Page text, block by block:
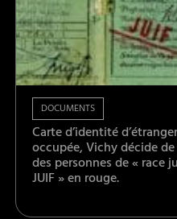
DOCUMENTS
Carte d’identité
occupée, Vichy décide
des personnes de « race
JUIF » en rouge.